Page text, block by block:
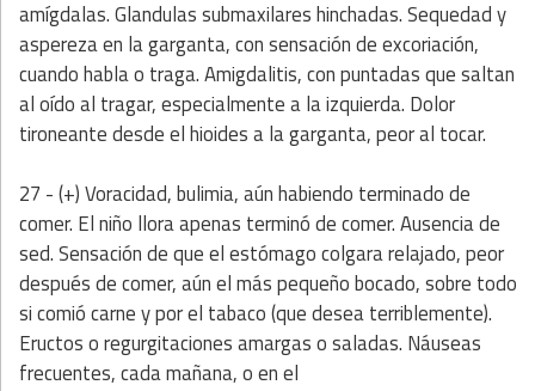
amígdalas. Glandulas submaxilares hinchadas. Sequedad y
aspereza en la garganta, con sensación de excoriación,
cuando habla o traga. Amigdalitis, con puntadas que saltan
al oído al tragar, especialmente a la izquierda. Dolor
tironeante desde el hioides a la garganta, peor al tocar.
27 - (+) Voracidad, bulimia, aún habiendo terminado de
comer. El niño llora apenas terminó de comer. Ausencia de
sed. Sensación de que el estómago colgara relajado, peor
después de comer, aún el más pequeño bocado, sobre todo
si comió carne y por el tabaco (que desea terriblemente).
Eructos o regurgitaciones amargas o saladas. Náuseas
frecuentes, cada mañana, o en el